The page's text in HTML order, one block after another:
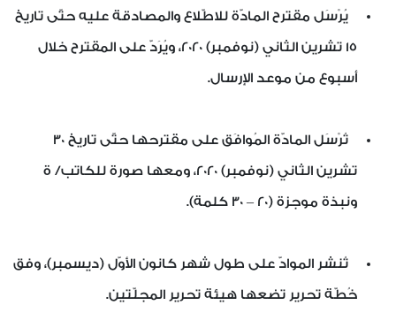
يُرْسَل مقترح المادّة للاطّلاع والمصادقة عليه حتّى تاريخ
15 تشرين الثاني (نوفمبر) 2020، ويُرَدّ على المقترح خلال
أسبوع من موعد الإرسال.
تُرْسَل المادّة المُوافَق على مقترحها حتّى تاريخ 30
تشرين الثاني (نوفمبر) 2020، ومعها صورة للكاتب/ ة
ونبذة موجزة (20 – 30 كلمة).
تُنشر الموادّ على طول شهر كانون الأوّل (ديسمبر)، وفق
خُطّة تحرير تضعها هيئة تحرير المجلّتين.